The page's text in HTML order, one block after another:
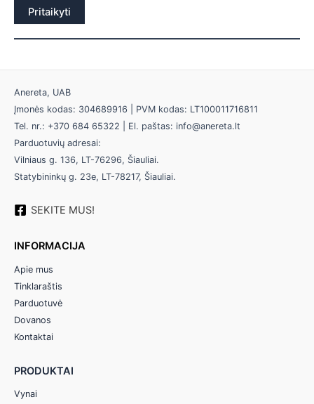
Pritaikyti
Anereta, UAB
Įmonės kodas: 304689916 | PVM kodas: LT100011716811
Tel. nr.: +370 684 65322 | El. paštas: info@anereta.lt
Parduotuvių adresai:
Vilniaus g. 136, LT-76296, Šiauliai.
Statybininkų g. 23e, LT-78217, Šiauliai.
SEKITE MUS!
INFORMACIJA
Apie mus
Tinklaraštis
Parduotuvė
Dovanos
Kontaktai
PRODUKTAI
Vynai